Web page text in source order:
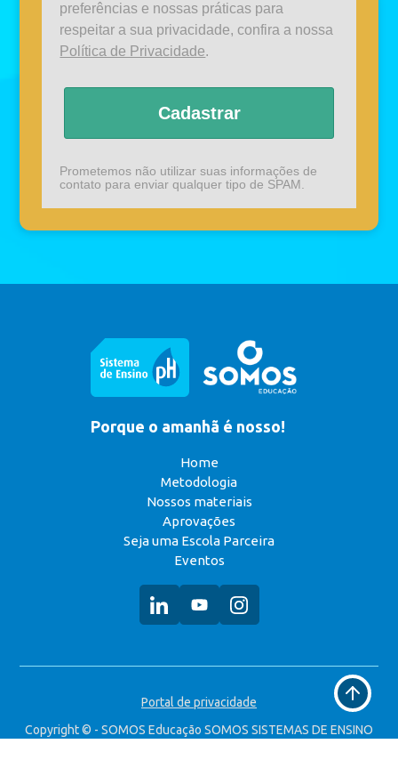
preferências e nossas práticas para
respeitar a sua privacidade, confira a nossa
Política de Privacidade.
Cadastrar
Prometemos não utilizar suas informações de
contato para enviar qualquer tipo de SPAM.
Voltar
ao
topo
Porque o amanhã é nosso!
Home
Metodologia
Nossos materiais
Aprovações
Seja uma Escola Parceira
Eventos
Portal de privacidade
Copyright © - SOMOS Educação SOMOS SISTEMAS DE ENSINO